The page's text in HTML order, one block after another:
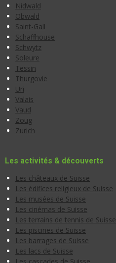
Nidwald
Obwald
Saint-Gall
Schaffhouse
Schwytz
Soleure
Tessin
Thurgovie
Uri
Valais
Vaud
Zoug
Zurich
Les activités & découverts
Les châteaux de Suisse
Les édifices religieux de Suisse
Les musées de Suisse
Les cinémas de Suisse
Les terrains de tennis de Suisse
Les piscines de Suisse
Les barrages de Suisse
Les lacs de Suisse